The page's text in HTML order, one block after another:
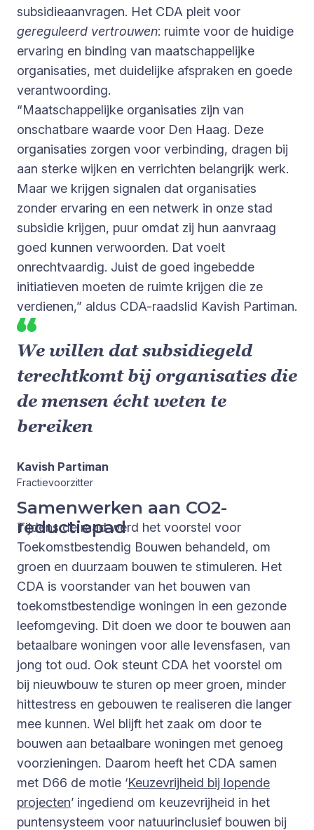
subsidieaanvragen. Het CDA pleit voor
gereguleerd vertrouwen: ruimte voor de huidige
ervaring en binding van maatschappelijke
organisaties, met duidelijke afspraken en goede
verantwoording.
“Maatschappelijke organisaties zijn van
onschatbare waarde voor Den Haag. Deze
organisaties zorgen voor verbinding, dragen bij
aan sterke wijken en verrichten belangrijk werk.
Maar we krijgen signalen dat organisaties
zonder ervaring en een netwerk in onze stad
subsidie krijgen, puur omdat zij hun aanvraag
goed kunnen verwoorden. Dat voelt
onrechtvaardig. Juist de goed ingebedde
initiatieven moeten de ruimte krijgen die ze
verdienen,” aldus CDA-raadslid Kavish Partiman.
We willen dat subsidiegeld
terechtkomt bij organisaties die
de mensen écht weten te
bereiken
Kavish Partiman
Fractievoorzitter
Samenwerken aan CO2-
reductiepad
Tijdens de raad werd het voorstel voor
Toekomstbestendig Bouwen behandeld, om
groen en duurzaam bouwen te stimuleren. Het
CDA is voorstander van het bouwen van
toekomstbestendige woningen in een gezonde
leefomgeving. Dit doen we door te bouwen aan
betaalbare woningen voor alle levensfasen, van
jong tot oud. Ook steunt CDA het voorstel om
bij nieuwbouw te sturen op meer groen, minder
hittestress en gebouwen te realiseren die langer
mee kunnen. Wel blijft het zaak om door te
bouwen aan betaalbare woningen met genoeg
voorzieningen. Daarom heeft het CDA samen
met D66 de motie ‘Keuzevrijheid bij lopende
projecten’ ingediend om keuzevrijheid in het
puntensysteem voor natuurinclusief bouwen bij